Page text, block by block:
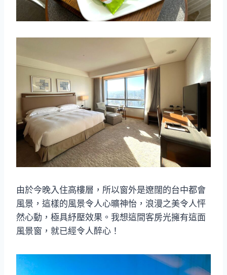
由於今晚入住高樓層，所以窗外是遼闊的台中都會
風景，這樣的風景令人心曠神怡，浪漫之美令人怦
然心動，極具紓壓效果。我想這間客房光擁有這面
風景窗，就已經令人醉心！